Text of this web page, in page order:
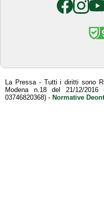
La Pressa - Tutti i diritti sono
Modena n.18 del 21/12/
03746820368) - Normative